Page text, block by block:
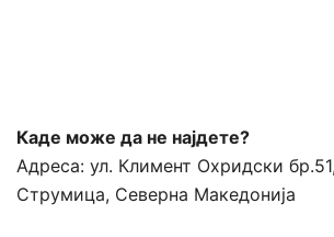
Каде може да не најдете?
Адреса: ул. Климент Охридски бр.51,
Струмица, Северна Македонија